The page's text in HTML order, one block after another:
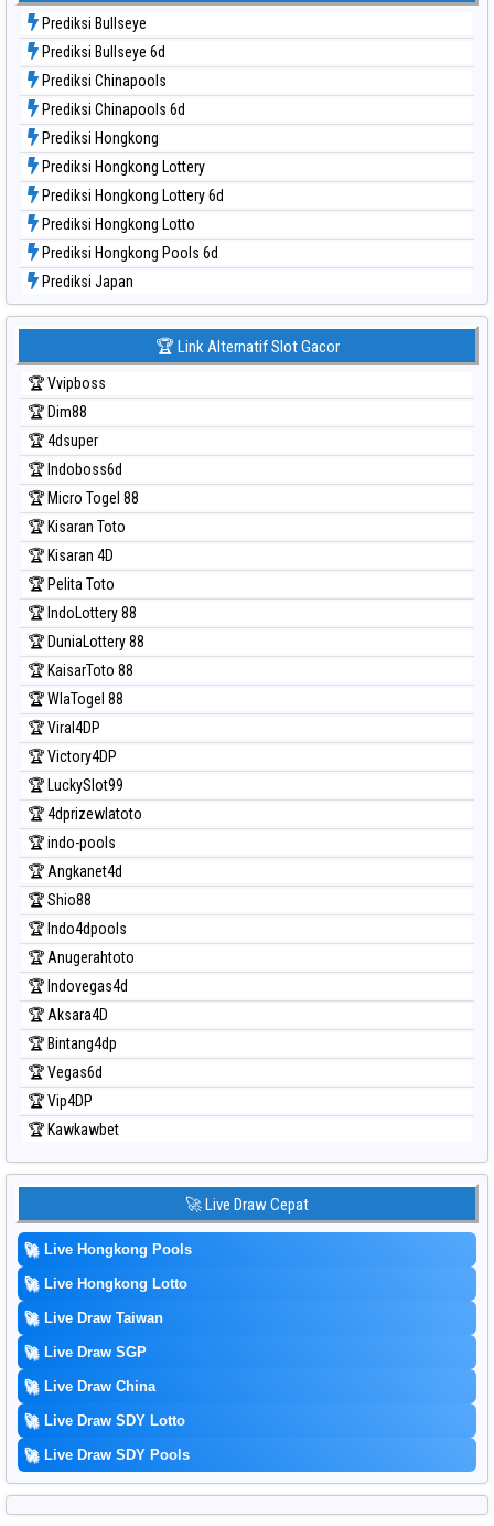
Data Togel Sydney Lotto
Data Togel Sydney Pools 6d
Data Togel Taipei
Data Togel Taiwan
Prediksi Bullseye
Prediksi Bullseye 6d
Prediksi Chinapools
Prediksi Chinapools 6d
Prediksi Hongkong
Prediksi Hongkong Lottery
Prediksi Hongkong Lottery 6d
Prediksi Hongkong Lotto
Prediksi Hongkong Pools 6d
Prediksi Japan
Prediksi Japan 6d
Prediksi Kuda Lari
Prediksi Magnum Cambodia
Prediksi Nagoya
Prediksi North Carolina Day
Prediksi Pcso
Prediksi Sao Paulo
Prediksi Singapore
Prediksi Sydney
Prediksi Sydney Lottery
Prediksi Sydney Lottery 6d
Prediksi Sydney Lotto
Prediksi Sydney Pools 6d
Prediksi Taipei
Prediksi Taiwan
🏆 Link Alternatif Slot Gacor
🏆 Vvipboss
🏆 Dim88
🏆 4dsuper
🏆 Indoboss6d
🏆 Micro Togel 88
🏆 Kisaran Toto
🏆 Kisaran 4D
🏆 Pelita Toto
🏆 IndoLottery 88
🏆 DuniaLottery 88
🏆 KaisarToto 88
🏆 WlaTogel 88
🏆 Viral4DP
🏆 Victory4DP
🏆 LuckySlot99
🏆 4dprizewlatoto
🏆 indo-pools
🏆 Angkanet4d
🏆 Shio88
🏆 Indo4dpools
🏆 Anugerahtoto
🏆 Indovegas4d
🏆 Aksara4D
🏆 Bintang4dp
🏆 Vegas6d
🏆 Vip4DP
🏆 Kawkawbet
🚀 Live Draw Cepat
🚀 Live Hongkong Pools
🚀 Live Hongkong Lotto
🚀 Live Draw Taiwan
🚀 Live Draw SGP
🚀 Live Draw China
🚀 Live Draw SDY Lotto
🚀 Live Draw SDY Pools